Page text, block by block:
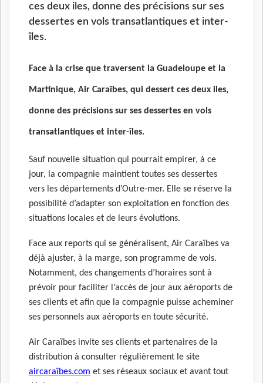
ces deux iles, donne des précisions sur ses
dessertes en vols transatlantiques et inter-
îles.
Face à la crise que traversent la Guadeloupe et la
Martinique, Air Caraïbes, qui dessert ces deux iles,
donne des précisions sur ses dessertes en vols
transatlantiques et inter-îles.
Sauf nouvelle situation qui pourrait empirer, à ce
jour, la compagnie maintient toutes ses dessertes
vers les départements d’Outre-mer. Elle se réserve la
possibilité d’adapter son exploitation en fonction des
situations locales et de leurs évolutions.
Face aux reports qui se généralisent, Air Caraïbes va
déjà ajuster, à la marge, son programme de vols.
Notamment, des changements d’horaires sont à
prévoir pour faciliter l’accès de jour aux aéroports de
ses clients et afin que la compagnie puisse acheminer
ses personnels aux aéroports en toute sécurité.
Air Caraïbes invite ses clients et partenaires de la
distribution à consulter régulièrement le site
aircaraïbes.com et ses réseaux sociaux et avant tout